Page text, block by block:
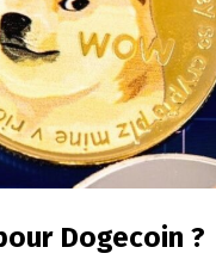
Dogecoin ?